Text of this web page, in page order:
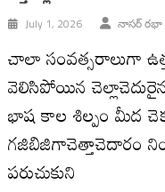
July 1, 2026 నాసర్ రభా
చాలా సంవత్సరాలుగా
వెలిసిపోయిన
భాష కాల శిల్పం మీద
గజిబిజిగాచెత్తాచెదారం
పరుచుకుని